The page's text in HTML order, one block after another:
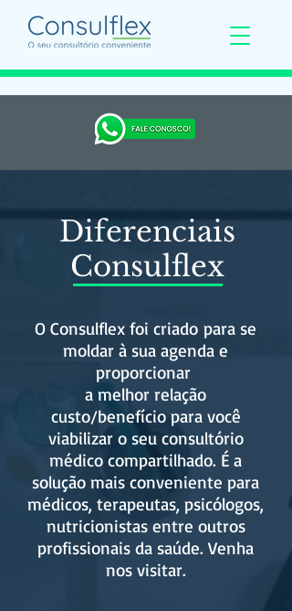
Diferenciais
Consulflex
O Consulflex foi criado para se
moldar à sua agenda e
proporcionar
a melhor relação
custo/benefício para você
viabilizar o seu consultório
médico compartilhado. É a
solução mais conveniente para
médicos, terapeutas, psicólogos,
nutricionistas entre outros
profissionais da saúde. Venha
nos visitar.